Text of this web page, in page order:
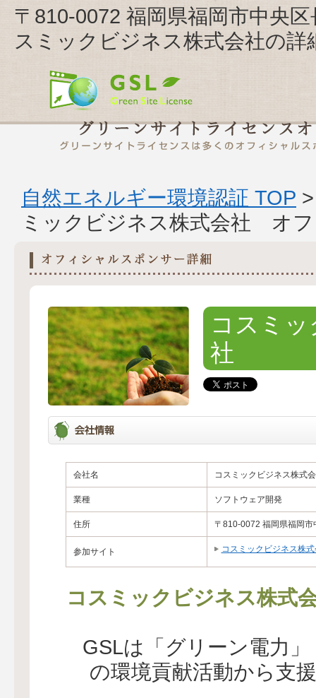
〒810-0072 福岡県福岡市中央
スミックビジネス株式会社の詳
自然エネルギー環境認証 TOP
ミックビジネス株式会社 オ
コスミ
社
会社名 コスミックビジネス株式
業種 ソフトウェア開発
住所 〒810-0072 福岡県福岡
参加サイト コスミックビジネス株
コスミックビジネス株式
GSLは「グリーン電力
の環境貢献活動から支